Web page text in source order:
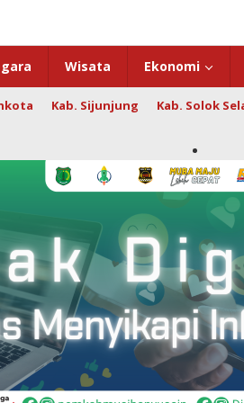
Wisata Ekonomi
Kab. Sijunjung Kab. Solok